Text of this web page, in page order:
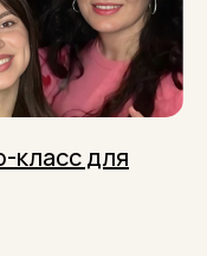
класс для